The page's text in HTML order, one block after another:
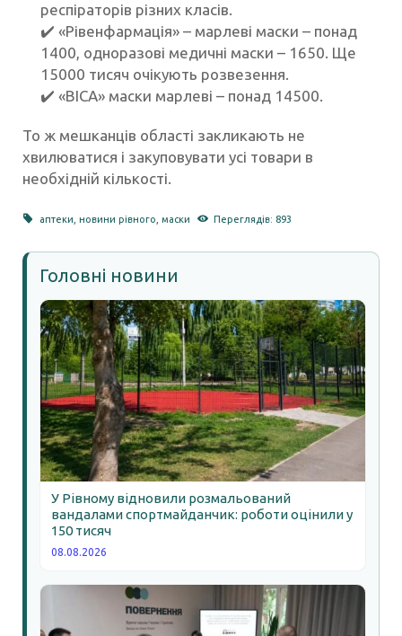
респіраторів різних класів.
✔️ «Рівенфармація» – марлеві маски – понад
1400, одноразові медичні маски – 1650. Ще
15000 тисяч очікують розвезення.
✔️ «ВІСА» маски марлеві – понад 14500.
То ж мешканців області закликають не
хвилюватися і закуповувати усі товари в
необхідній кількості.
аптеки ,новини рівного ,маски Переглядів: 893
Головні новини
У Рівному відновили розмальований
вандалами спортмайданчик: роботи оцінили у
150 тисяч
08.08.2026